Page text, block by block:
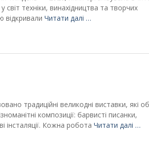
техніки, винахідництва та творчих
відкривали Читати далі …
традиційні великодні виставки, які
композиції: барвисті писанки,
інсталяції. Кожна робота Читати далі …